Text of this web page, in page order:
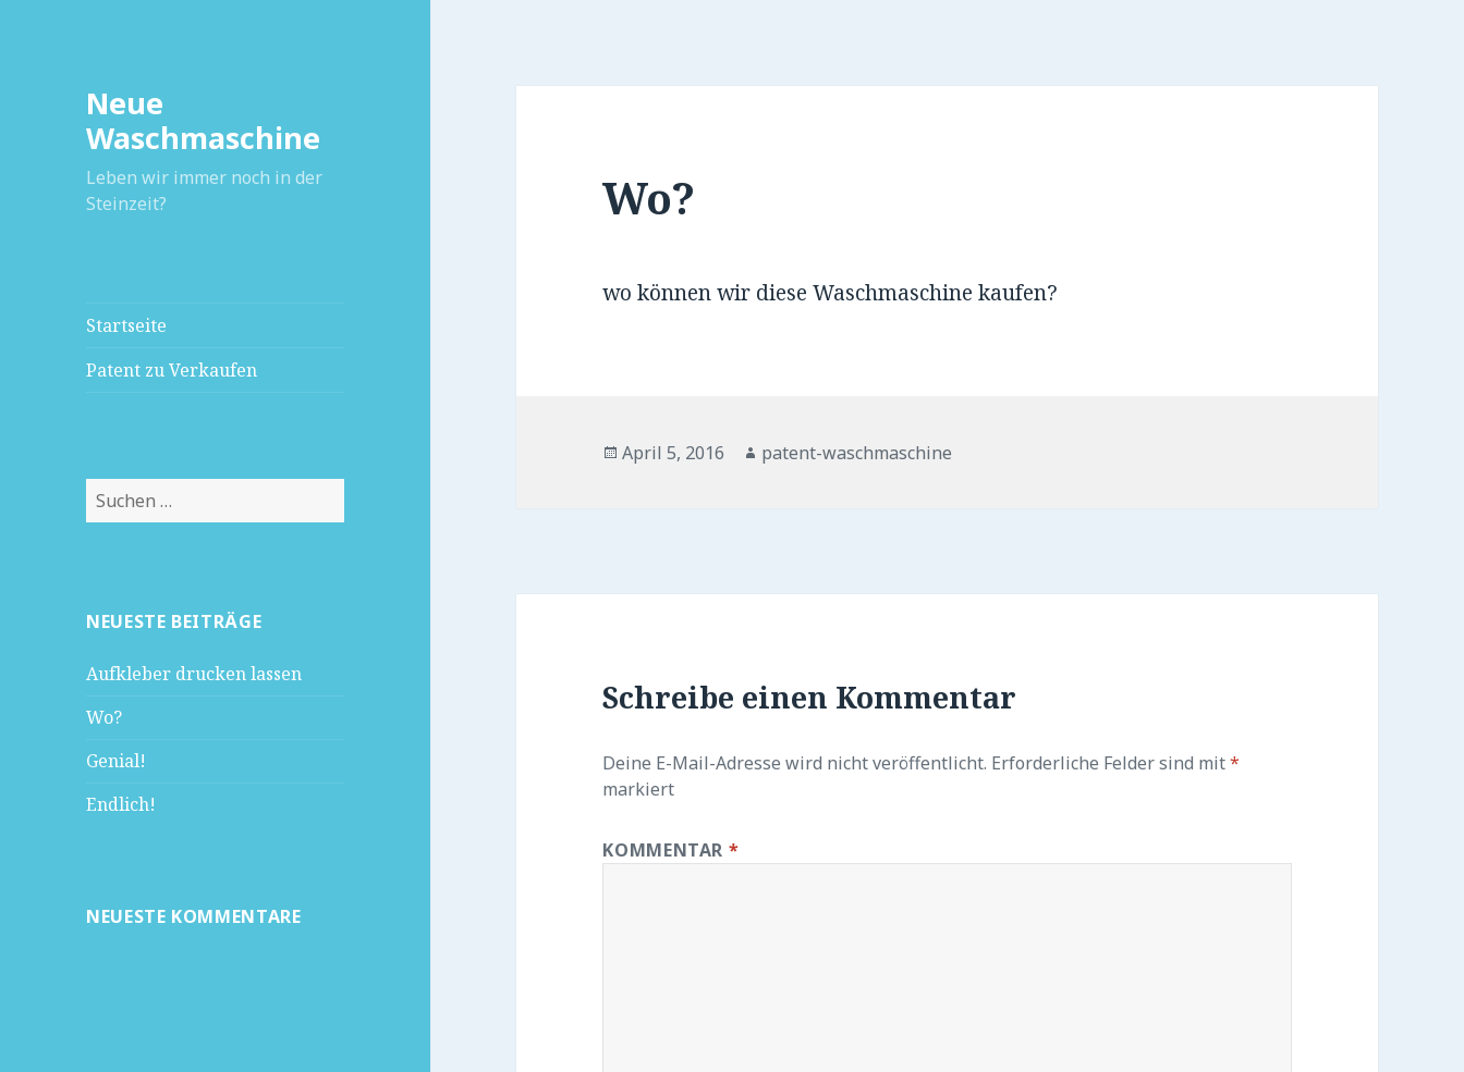
Neue
Waschmaschine
Leben wir immer noch in der
Steinzeit?
Startseite
Patent zu Verkaufen
Suchen
nach:
NEUESTE BEITRÄGE
Aufkleber drucken lassen
Wo?
Genial!
Endlich!
NEUESTE KOMMENTARE
Wo?
wo können wir diese Waschmaschine kaufen?
Veröffentlicht
April 5, 2016 Autor
patent-waschmaschine
Schreibe einen Kommentar
Deine E-Mail-Adresse wird nicht veröffentlicht. Erforderliche Felder sind mit*
markiert
KOMMENTAR *